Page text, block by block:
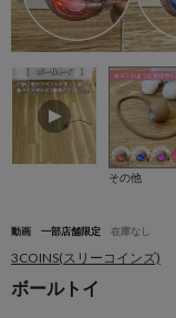
その他
動画 一部店舗限定 在庫なし
3COINS(スリーコインズ)
ボールトイ